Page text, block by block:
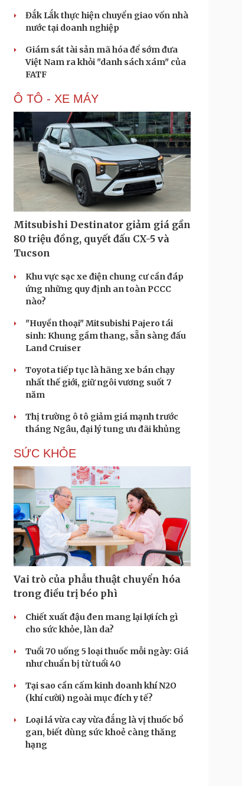
Đắk Lắk thực hiện chuyển giao vốn nhà
nước tại doanh nghiệp
Giám sát tài sản mã hóa để sớm đưa
Việt Nam ra khỏi "danh sách xám" của
FATF
Ô TÔ - XE MÁY
Mitsubishi Destinator giảm giá gần
80 triệu đồng, quyết đấu CX-5 và
Tucson
Khu vực sạc xe điện chung cư cần đáp
ứng những quy định an toàn PCCC
nào?
"Huyền thoại" Mitsubishi Pajero tái
sinh: Khung gầm thang, sẵn sàng đấu
Land Cruiser
Toyota tiếp tục là hãng xe bán chạy
nhất thế giới, giữ ngôi vương suốt 7
năm
Thị trường ô tô giảm giá mạnh trước
tháng Ngâu, đại lý tung ưu đãi khủng
SỨC KHỎE
Vai trò của phẫu thuật chuyển hóa
trong điều trị béo phì
Chiết xuất đậu đen mang lại lợi ích gì
cho sức khỏe, làn da?
Tuổi 70 uống 5 loại thuốc mỗi ngày: Giá
như chuẩn bị từ tuổi 40
Tại sao cần cấm kinh doanh khí N2O
(khí cười) ngoài mục đích y tế?
Loại lá vừa cay vừa đắng là vị thuốc bổ
gan, biết dùng sức khoẻ càng thăng
hạng